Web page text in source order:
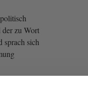
zu Wort
sprach sich